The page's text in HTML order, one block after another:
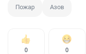
Пожар Азов
0 0